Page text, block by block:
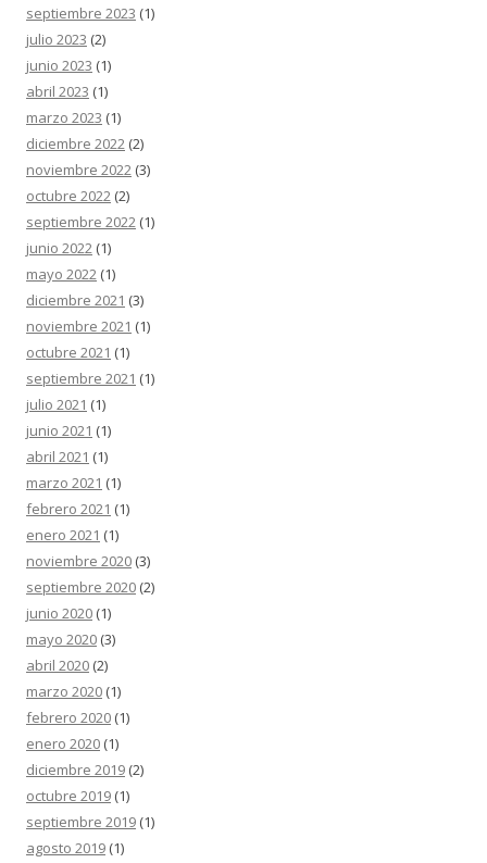
septiembre 2023 (1)
julio 2023 (2)
junio 2023 (1)
abril 2023 (1)
marzo 2023 (1)
diciembre 2022 (2)
noviembre 2022 (3)
octubre 2022 (2)
septiembre 2022 (1)
junio 2022 (1)
mayo 2022 (1)
diciembre 2021 (3)
noviembre 2021 (1)
octubre 2021 (1)
septiembre 2021 (1)
julio 2021 (1)
junio 2021 (1)
abril 2021 (1)
marzo 2021 (1)
febrero 2021 (1)
enero 2021 (1)
noviembre 2020 (3)
septiembre 2020 (2)
junio 2020 (1)
mayo 2020 (3)
abril 2020 (2)
marzo 2020 (1)
febrero 2020 (1)
enero 2020 (1)
diciembre 2019 (2)
octubre 2019 (1)
septiembre 2019 (1)
agosto 2019 (1)